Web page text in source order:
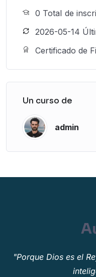
0 TotaI de
2026-05-14
Certificado de
Un curso de
admin
"Porque Dios es el